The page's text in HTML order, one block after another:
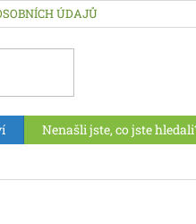
ÚDAJŮ
Nenašli jste, co jste